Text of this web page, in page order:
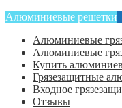
Алюминиевые решетки
Алюминиевые
Алюминиевые
Купить
Грязезащитные
Входное
Отзывы